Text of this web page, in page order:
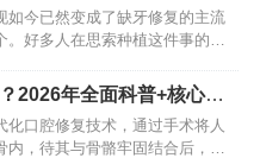
议
如今已然变成了缺牙修复的主流
。好多人在思索种植这件事的时
据临床的数据以及我所接触到的
看，…
2026年全面科普+核心优
化口腔修复技术，通过手术将人
内，待其与骨骼牢固结合后，再